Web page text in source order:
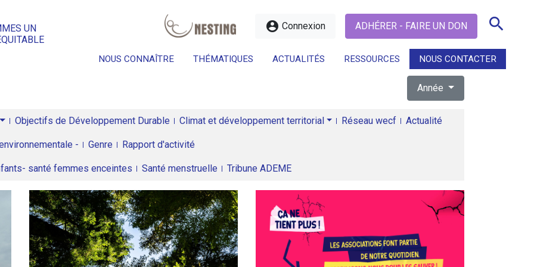
UN
account_circle Connexion ADHÉRER - FAIRE UN DON search
NOUS CONNAÎTRE THÉMATIQUES ACTUALITÉS RESSOURCES NOUS CONTACTER
search
Année
Objectifs de Développement Durable Climat et développement territorial Réseau wecf Actualité
- Genre Rapport d'activité
santé femmes enceintes Santé menstruelle Tribune ADEME